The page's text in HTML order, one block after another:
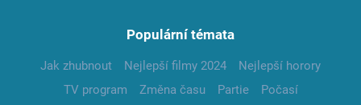
Populární témata
Jak zhubnout Nejlepší filmy 2024
Nejlepší horory
TV program
Změna času Partie
Počasí